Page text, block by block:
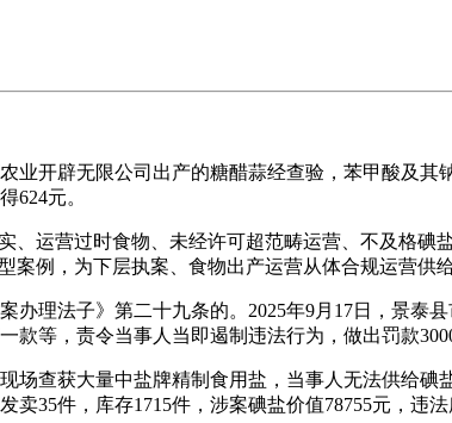
开辟无限公司出产的糖醋蒜经查验，苯甲酸及其
624元。
营过时食物、未经许可超范畴运营、不及格碘
例，为下层执案、食物出产运营从体合规运营供给
法子》第二十九条的。2025年9月17日，景泰
等，责令当事人当即遏制违法行为，做出罚款
查获大量中盐牌精制食用盐，当事人无法供给碘
35件，库存1715件，涉案碘盐价值78755元，违法